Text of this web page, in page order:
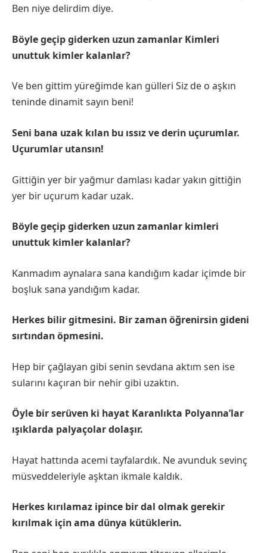
Ben niye delirdim diye.
Böyle geçip giderken uzun zamanlar Kimleri
unuttuk kimler kalanlar?
Ve ben gittim yüreğimde kan gülleri Siz de o aşkın
teninde dinamit sayın beni!
Seni bana uzak kılan bu ıssız ve derin uçurumlar.
Uçurumlar utansın!
Gittiğin yer bir yağmur damlası kadar yakın gittiğin
yer bir uçurum kadar uzak.
Böyle geçip giderken uzun zamanlar kimleri
unuttuk kimler kalanlar?
Kanmadım aynalara sana kandığım kadar içimde bir
boşluk sana yandığım kadar.
Herkes bilir gitmesini. Bir zaman öğrenirsin gideni
sırtından öpmesini.
Hep bir çağlayan gibi senin sevdana aktım sen ise
sularını kaçıran bir nehir gibi uzaktın.
Öyle bir serüven ki hayat Karanlıkta Polyanna’lar
ışıklarda palyaçolar dolaşır.
Hayat hattında acemi tayfalardık. Ne avunduk sevinç
müsveddeleriyle aşktan ikmale kaldık.
Herkes kırılamaz ipince bir dal olmak gerekir
kırılmak için ama dünya kütüklerin.